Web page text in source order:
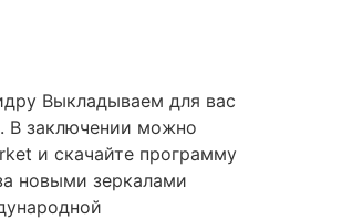
Выкладываем для вас
В заключении можно
и скачайте программу
новыми зеркалами